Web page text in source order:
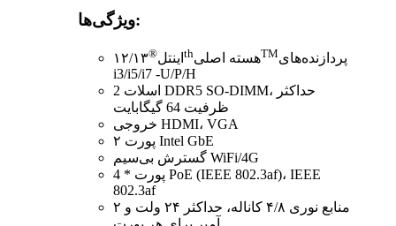
ویژگی‌ها:
اینتل®۱۲/۱۳ thهسته اصلیTMپردازنده‌های
i3/i5/i7 -U/P/H
2 اسلات DDR5 SO-DIMM، حداکثر
ظرفیت 64 گیگابایت
خروجی HDMI، VGA
۲ پورت Intel GbE
گسترش بی‌سیم WiFi/4G
4 * پورت PoE (IEEE 802.3af)، IEEE
802.3af
منابع نوری ۴/۸ کاناله، حداکثر ۲۴ ولت و ۲